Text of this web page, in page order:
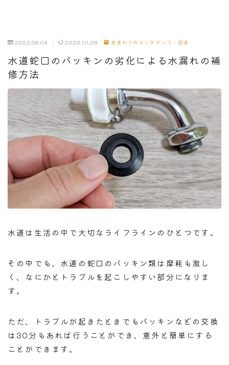
2022.08.04 2023.10.28 水まわりのメンテナンス・改造
水道蛇口のパッキンの劣化による水漏れの補
修方法
水道は生活の中で大切なライフラインのひとつです。
その中でも、水道の蛇口のパッキン類は摩耗も激し
く、なにかとトラブルを起こしやすい部分になりま
す。
ただ、トラブルが起きたときでもパッキンなどの交換
は30分もあれば行うことができ、意外と簡単にする
ことができます。